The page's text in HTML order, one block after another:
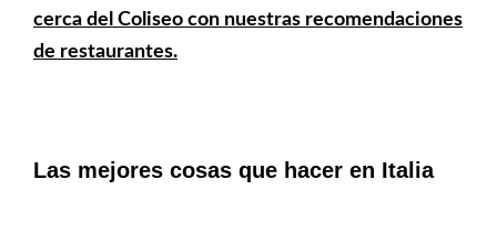
cerca del Coliseo con nuestras recomendaciones
de restaurantes.
Las mejores cosas que hacer en Italia